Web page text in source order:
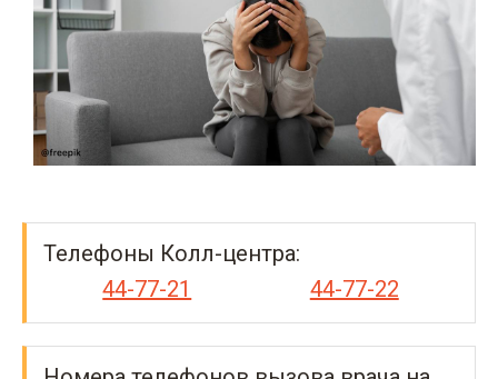
Телефоны Колл-центра:
44-77-21
44-77-22